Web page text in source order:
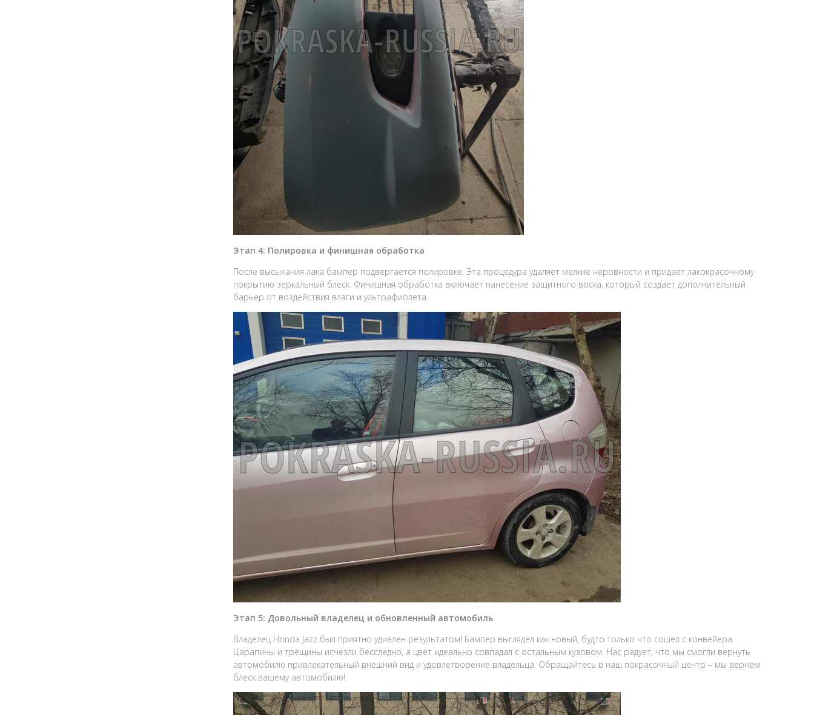
Этап 4: Полировка и финишная обработка
После высыхания лака бампер подвергается полировке. Эта процедура удаляет мелкие неровности и придает лакокрасочному
покрытию зеркальный блеск. Финишная обработка включает нанесение защитного воска, который создает дополнительный
барьер от воздействия влаги и ультрафиолета.
Этап 5: Довольный владелец и обновленный автомобиль
Владелец Honda Jazz был приятно удивлен результатом! Бампер выглядел как новый, будто только что сошел с конвейера.
Царапины и трещины исчезли бесследно, а цвет идеально совпадал с остальным кузовом. Нас радует, что мы смогли вернуть
автомобилю привлекательный внешний вид и удовлетворение владельца. Обращайтесь в наш покрасочный центр – мы вернем
блеск вашему автомобилю!